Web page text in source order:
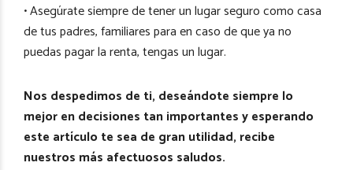
• Asegúrate siempre de tener un lugar seguro como casa
de tus padres, familiares para en caso de que ya no
puedas pagar la renta, tengas un lugar.
Nos despedimos de ti, deseándote siempre lo
mejor en decisiones tan importantes y esperando
este artículo te sea de gran utilidad, recibe
nuestros más afectuosos saludos.